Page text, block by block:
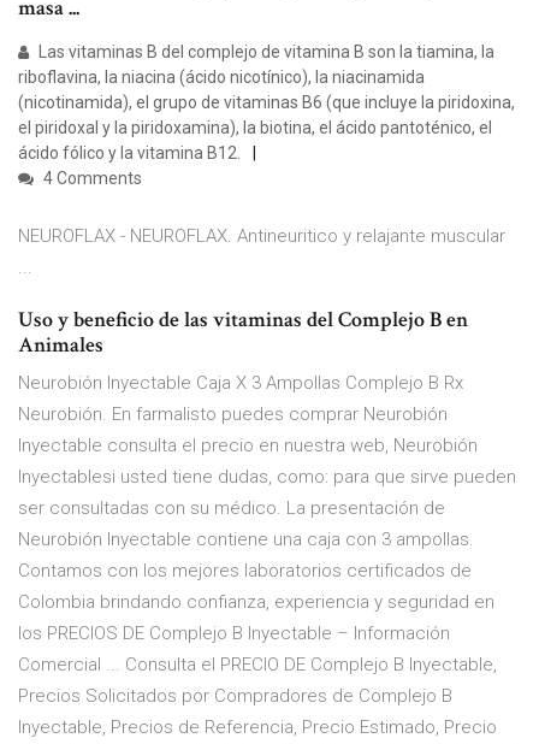
masa ...
Las vitaminas B del complejo de vitamina B son la tiamina, la
riboflavina, la niacina (ácido nicotínico), la niacinamida
(nicotinamida), el grupo de vitaminas B6 (que incluye la piridoxina,
el piridoxal y la piridoxamina), la biotina, el ácido pantoténico, el
ácido fólico y la vitamina B12.
4 Comments
NEUROFLAX - NEUROFLAX. Antineuritico y relajante muscular
...
Uso y beneficio de las vitaminas del Complejo B en
Animales
Neurobión Inyectable Caja X 3 Ampollas Complejo B Rx
Neurobión. En farmalisto puedes comprar Neurobión
Inyectable consulta el precio en nuestra web, Neurobión
Inyectablesi usted tiene dudas, como: para que sirve pueden
ser consultadas con su médico. La presentación de
Neurobión Inyectable contiene una caja con 3 ampollas.
Contamos con los mejores laboratorios certificados de
Colombia brindando confianza, experiencia y seguridad en
los PRECIOS DE Complejo B Inyectable – Información
Comercial ... Consulta el PRECIO DE Complejo B Inyectable,
Precios Solicitados por Compradores de Complejo B
Inyectable, Precios de Referencia, Precio Estimado, Precio